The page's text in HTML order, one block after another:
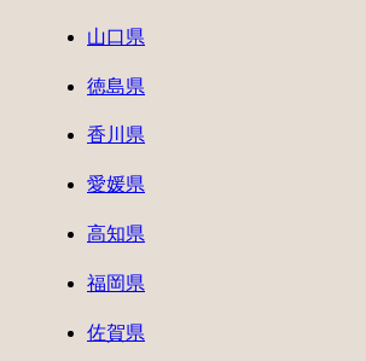
山口県
徳島県
香川県
愛媛県
高知県
福岡県
佐賀県